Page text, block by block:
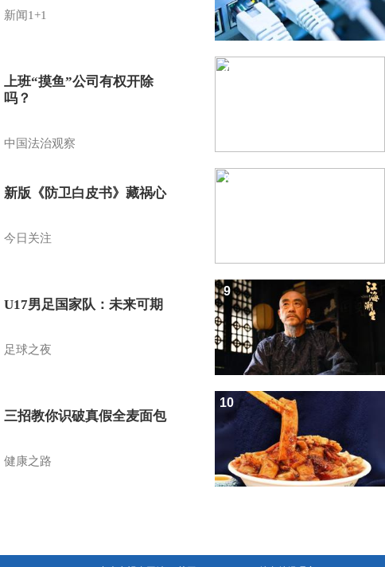
新闻1+1
上班“摸鱼”公司有权开除
吗？
中国法治观察
新版《防卫白皮书》藏祸心
今日关注
U17男足国家队：未来可期
足球之夜
三招教你识破真假全麦面包
健康之路
7
8
9
10